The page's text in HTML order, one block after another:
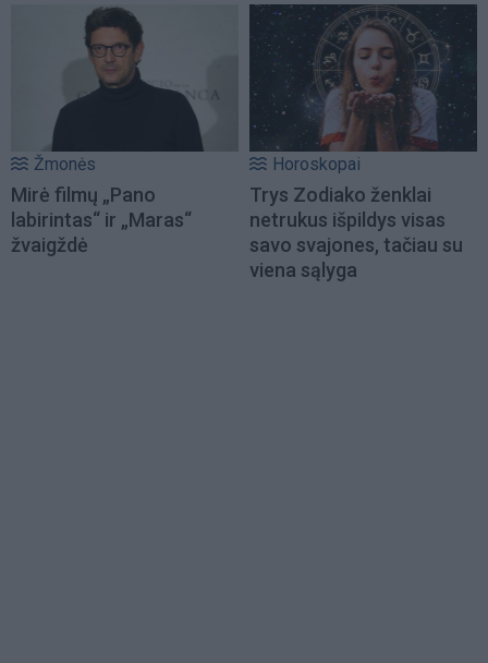
Žmonės
Mirė filmų „Pano
labirintas“ ir „Maras“
žvaigždė
Horoskopai
Trys Zodiako ženklai
netrukus išpildys visas
savo svajones, tačiau su
viena sąlyga